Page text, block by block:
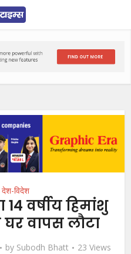
देश-विदेश
वर्षीय हिमांशु
वापस लौटा
by Subodh Bhatt 23 Views